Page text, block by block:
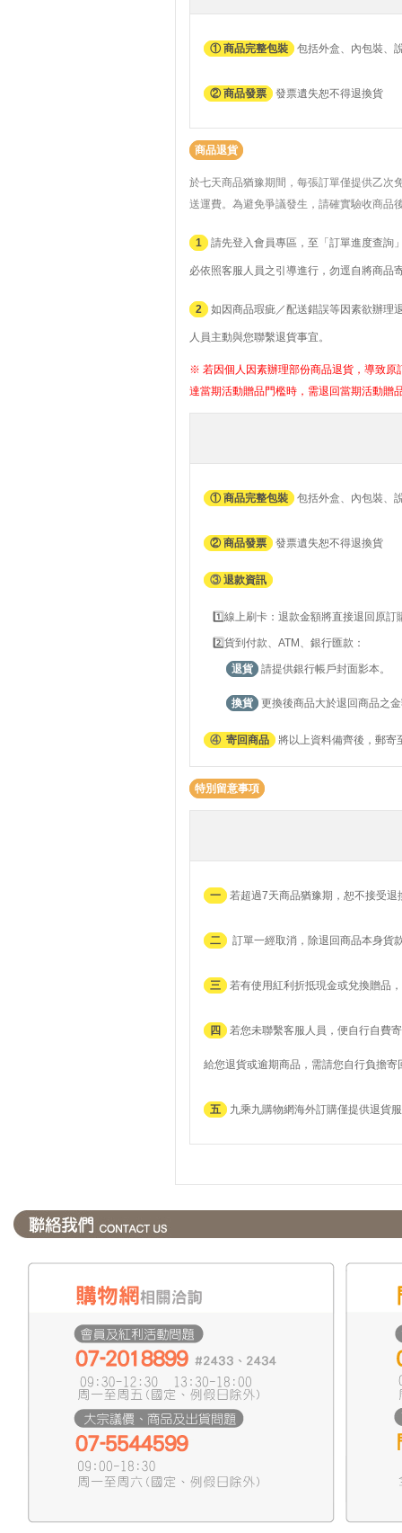
① 商品完整包裝 包括外盒、內包裝、
② 商品發票 發票遺失恕不得退換貨
商品退貨
於七天商品猶豫期間，每張訂單僅提供乙次
送運費。 為避免爭議發生，請確實驗收商品
1 請先登入會員專區，至「訂單進度查詢
必依照客服人員之引導進行，勿逕自將商品
2 如因商品瑕疵／配送錯誤等因素欲辦理
人員主動與您聯繫退貨事宜。
※ 若因個人因素辦理部份商品退貨，導致原
達當期活動贈品門檻時，需退回當期活動贈
① 商品完整包裝 包括外盒、內包裝、
② 商品發票 發票遺失恕不得退換貨
③ 退款資訊
1️⃣線上刷卡：退款金額將直接退回原訂
2️⃣貨到付款、ATM、銀行匯款：
退貨 請提供銀行帳戶封面影本。
換貨 更換後商品大於退回商品之
④ 寄回商品 將以上資料備齊後，郵寄
特別留意事項
一 若超過7天商品猶豫期，恕不接受退
二 訂單一經取消，除退回商品本身貨
三 若有使用紅利折抵現金或兌換贈品
四 若您未聯繫客服人員，便自行自費
給您退貨或逾期商品，需請您自行負擔寄
五 九乘九購物網海外訂購僅提供退貨